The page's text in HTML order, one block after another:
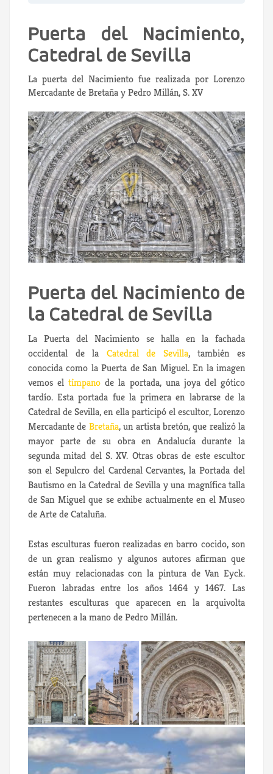
Puerta del Nacimiento,
Catedral de Sevilla
La puerta del Nacimiento fue realizada por Lorenzo
Mercadante de Bretaña y Pedro Millán, S. XV
Puerta del Nacimiento de
la Catedral de Sevilla
La Puerta del Nacimiento se halla en la fachada
occidental de la Catedral de Sevilla, también es
conocida como la Puerta de San Miguel. En la imagen
vemos eltímpano de la portada, una joya del gótico
tardío. Esta portada fue la primera en labrarse de la
Catedral de Sevilla, en ella participó el escultor, Lorenzo
Mercadante de Bretaña, un artista bretón, que realizó la
mayor parte de su obra en Andalucía durante la
segunda mitad del S. XV. Otras obras de este escultor
son el Sepulcro del Cardenal Cervantes, la Portada del
Bautismo en la Catedral de Sevilla y una magnífica talla
de San Miguel que se exhibe actualmente en el Museo
de Arte de Cataluña.
Estas esculturas fueron realizadas en barro cocido, son
de un gran realismo y algunos autores afirman que
están muy relacionadas con la pintura de Van Eyck.
Fueron labradas entre los años 1464 y 1467. Las
restantes esculturas que aparecen en la arquivolta
pertenecen a la mano de Pedro Millán.